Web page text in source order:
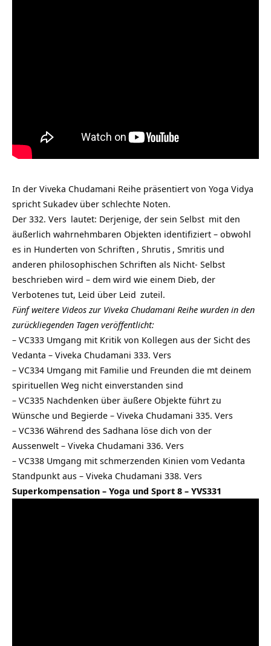
In der Viveka Chudamani Reihe präsentiert von Yoga Vidya
spricht Sukadev über schlechte Noten.
Der 332. Vers lautet: Derjenige, der sein Selbst mit den
äußerlich wahrnehmbaren Objekten identifiziert – obwohl
es in Hunderten von Schriften , Shrutis , Smritis und
anderen philosophischen Schriften als Nicht- Selbst
beschrieben wird – dem wird wie einem Dieb, der
Verbotenes tut, Leid über Leid zuteil.
Fünf weitere Videos zur Viveka Chudamani Reihe wurden in den
zurückliegenden Tagen veröffentlicht:
– VC333 Umgang mit Kritik von Kollegen aus der Sicht des
Vedanta – Viveka Chudamani 333. Vers
– VC334 Umgang mit Familie und Freunden die mt deinem
spirituellen Weg nicht einverstanden sind
– VC335 Nachdenken über äußere Objekte führt zu
Wünsche und Begierde – Viveka Chudamani 335. Vers
– VC336 Während des Sadhana löse dich von der
Aussenwelt – Viveka Chudamani 336. Vers
– VC338 Umgang mit schmerzenden Kinien vom Vedanta
Standpunkt aus – Viveka Chudamani 338. Vers
Superkompensation – Yoga und Sport 8 – YVS331